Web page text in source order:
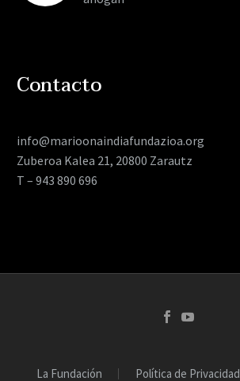
Contacto
info@marioonaindiafundazioa.org
Zuberoa Kalea 21, 20800 Zarautz
T – 943 890 696
La Fundación Política de Privacidad